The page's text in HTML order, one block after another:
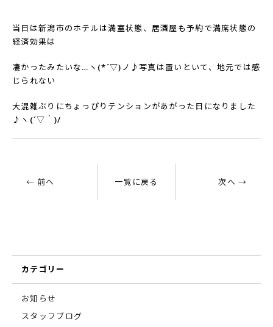
当日は新潟市のホテルは満室状態、居酒屋も予約で満席状態の
経済効果は
凄かったみたいな…ヽ (*´▽) ノ♪写真は置いといて、地元では感
じられない
大混雑ぶりにちょっぴりテンションがあがった日になりました
♪ヽ (´▽｀ )/
← 前へ 一覧に戻る 次へ →
カテゴリー
お知らせ
スタッフブログ